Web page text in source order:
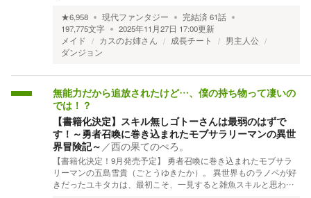
★6,958 現代ファンタジー 完結済61話
197,775文字 2025年11月27日 17:00更新
メイド
カスのお姉さん 成長チート
男主人公
ダンジョン
無能力だから追放されたけど…、僕の持ち物って凄いの
では！？
【書籍化決定】スキル無しゴトーさんは最弱のはずで
す！～勇者召喚に巻き込まれたモブサラリーマンの異世
界冒険記～ ／西の果てのぺろ。
【書籍化決定！9月発売予定】 勇者召喚に巻き込まれたモブサラ
リーマンの五島雪貴（ごとうゆきたか）。 異世界ものラノベが好
きだったユキタカは、最初こそ、一見すると雑魚スキルと思わ…